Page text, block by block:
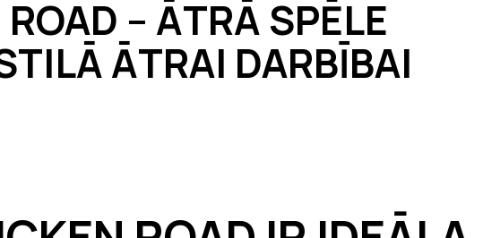
– ĀTRĀ SPĒLE
ĀTRAI DARBĪBAI